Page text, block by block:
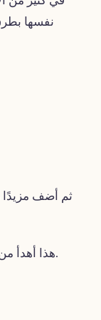
نفسها
ثم أضف مزيدًا
هذا أهدأ من محاولة تصميم الرحلة كلها قبل أول درس.